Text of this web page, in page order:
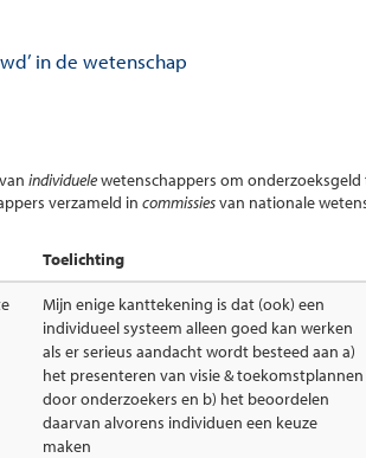
in de wetenschap
individuelewetenschappers om
verzameld in commissiesvan nationale
Toelichting
Mijn enige kanttekening is dat (ook) een
individueel systeem alleen goed kan werken
als er serieus aandacht wordt besteed aan a)
het presenteren van visie & toekomstplannen
door onderzoekers en b) het beoordelen
daarvan alvorens individuen een keuze
maken